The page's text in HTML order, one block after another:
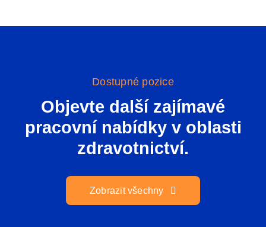
Dostupné pozice
Objevte další zajímavé
pracovní nabídky v oblasti
zdravotnictví.
Zobrazit všechny